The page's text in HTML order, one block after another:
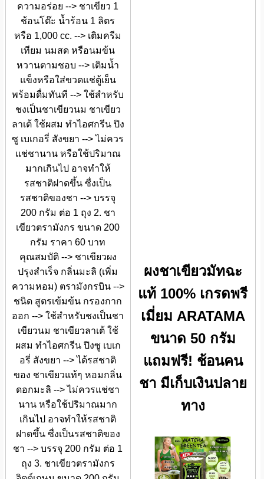
ความอร่อย --> ชาเขียว 1
ช้อนโต๊ะ น้ำร้อน 1 ลิตร
หรือ 1,000 cc. --> เติมครีม
เทียม นมสด หรือนมข้น
หวานตามชอบ --> เติมน้ำ
แข็งหรือใส่ขวดแช่ตู้เย็น
พร้อมดื่มทันที --> ใช้สำหรับ
ชงเป็นชาเขียวนม ชาเขียว
ลาเต้ ใช้ผสม ทำไอศกรีน ปิง
ซู เบเกอรี่ สังขยา --> ไม่ควร
แช่ชานาน หรือใช้ปริมาณ
มากเกินไป อาจทำให้
รสชาติฝาดขึ้น ซื่งเป็น
รสชาติของชา --> บรรจุ
200 กรัม ต่อ 1 ถุง 2. ชา
เขียวตรามังกร ขนาด 200
กรัม ราคา 60 บาท
คุณสมบัติ --> ชาเขียวผง
ปรุงสำเร็จ กลิ่นมะลิ (เพิ่ม
ความหอม) ตรามังกรบิน -->
ชนิด สูตรเข้มข้น กรองกาก
ออก --> ใช้สำหรับชงเป็นชา
เขียวนม ชาเขียวลาเต้ ใช้
ผสม ทำไอศกรีน ปิงซู เบเก
อรี่ สังขยา --> ได้รสชาติ
ของ ชาเขียวแท้ๆ หอมกลิ่น
ดอกมะลิ --> ไม่ควรแช่ชา
นาน หรือใช้ปริมาณมาก
เกินไป อาจทำให้รสชาติ
ฝาดขึ้น ซื่งเป็นรสชาติของ
ชา --> บรรจุ 200 กรัม ต่อ 1
ถุง 3. ชาเขียวตรามังกร
ผงชาเขียวมัทฉะ
แท้ 100% เกรดพรี
เมี่ยม ARATAMA
ขนาด 50 กรัม
แถมฟรี! ช้อนคน
ชา มีเก็บเงินปลาย
ทาง